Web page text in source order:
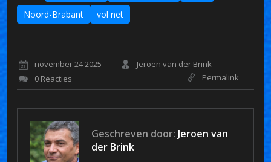
Noord-Brabant
vol net
november 24 2025
Jeroen van der Brink
0 Reacties
Permalink
Geschreven door: Jeroen van
der Brink